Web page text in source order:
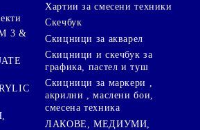
3 &
Хартии за смесени техники
Скечбук
Скицници за акварел
Скицници и скечбук за
графика, пастел и туш
Скицници за маркери ,
акрилни , маслени бои,
смесена техника
ЛАКОВЕ, МЕДИУМИ,